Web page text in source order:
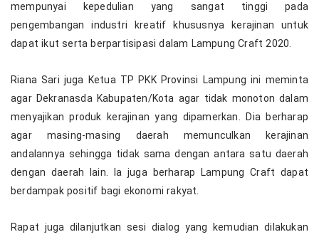
mempunyai kepedulian yang sangat tinggi pada
pengembangan industri kreatif khususnya kerajinan untuk
dapat ikut serta berpartisipasi dalam Lampung Craft 2020.
Riana Sari juga Ketua TP PKK Provinsi Lampung ini meminta
agar Dekranasda Kabupaten/Kota agar tidak monoton dalam
menyajikan produk kerajinan yang dipamerkan. Dia berharap
agar masing-masing daerah memunculkan kerajinan
andalannya sehingga tidak sama dengan antara satu daerah
dengan daerah lain. Ia juga berharap Lampung Craft dapat
berdampak positif bagi ekonomi rakyat.
Rapat juga dilanjutkan sesi dialog yang kemudian dilakukan